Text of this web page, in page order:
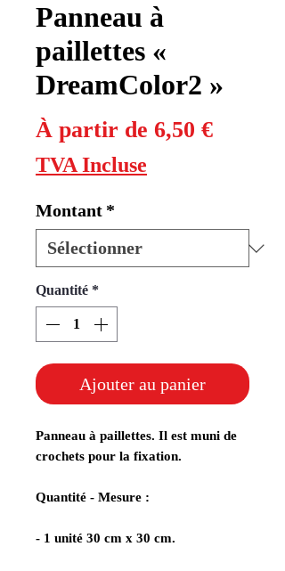
Panneau à
paillettes «
DreamColor2 »
À partir de 6,50 €Prix
TVA Incluse
Montant *
Quantité *
Ajouter au panier
Panneau à paillettes. Il est muni de
crochets pour la fixation.
Quantité - Mesure :
- 1 unité 30 cm x 30 cm.